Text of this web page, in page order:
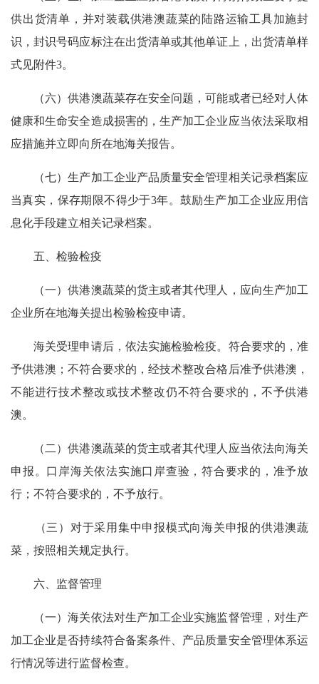
供出货清单，并对装载供港澳蔬菜的陆路运输工具加施封
识，封识号码应标注在出货清单或其他单证上，出货清单样
式见附件3。
（六）供港澳蔬菜存在安全问题，可能或者已经对人体
健康和生命安全造成损害的，生产加工企业应当依法采取相
应措施并立即向所在地海关报告。
（七）生产加工企业产品质量安全管理相关记录档案应
当真实，保存期限不得少于3年。鼓励生产加工企业应用信
息化手段建立相关记录档案。
五、检验检疫
（一）供港澳蔬菜的货主或者其代理人，应向生产加工
企业所在地海关提出检验检疫申请。
海关受理申请后，依法实施检验检疫。符合要求的，准
予供港澳；不符合要求的，经技术整改合格后准予供港澳，
不能进行技术整改或技术整改仍不符合要求的，不予供港
澳。
（二）供港澳蔬菜的货主或者其代理人应当依法向海关
申报。口岸海关依法实施口岸查验，符合要求的，准予放
行；不符合要求的，不予放行。
（三）对于采用集中申报模式向海关申报的供港澳蔬
菜，按照相关规定执行。
六、监督管理
（一）海关依法对生产加工企业实施监督管理，对生产
加工企业是否持续符合备案条件、产品质量安全管理体系运
行情况等进行监督检查。